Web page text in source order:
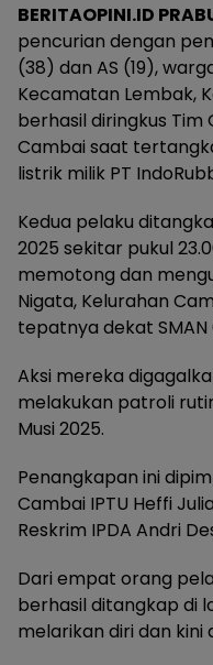
BERITAOPINI.ID
pencurian dengan
(38) dan AS (19),
Kecamatan Lembak,
berhasil diringkus Tim
Cambai saat
listrik milik PT
Kedua pelaku
2025 sekitar pukul
memotong dan
Nigata, Kelurahan
tepatnya dekat SMAN
Aksi mereka
melakukan patroli
Musi 2025.
Penangkapan ini
Cambai IPTU Heffi
Reskrim IPDA Andri
Dari empat orang
berhasil ditangkap di
melarikan diri dan kini